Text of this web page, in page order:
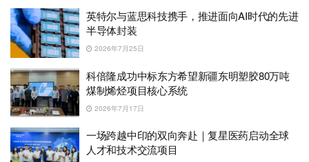
英特尔与蓝思科技携手，推进面向AI时代的先进
半导体封装
2026年7月25日
科倍隆成功中标东方希望新疆东明塑胶80万吨
煤制烯烃项目核心系统
2026年7月17日
一场跨越中印的双向奔赴｜复星医药启动全球
人才和技术交流项目